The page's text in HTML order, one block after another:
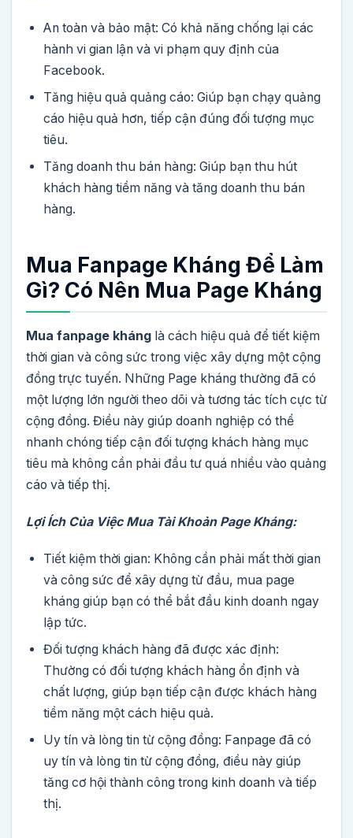
An toàn và bảo mật: Có khả năng chống lại các
hành vi gian lận và vi phạm quy định của
Facebook.
Tăng hiệu quả quảng cáo: Giúp bạn chạy quảng
cáo hiệu quả hơn, tiếp cận đúng đối tượng mục
tiêu.
Tăng doanh thu bán hàng: Giúp bạn thu hút
khách hàng tiềm năng và tăng doanh thu bán
hàng.
Mua Fanpage Kháng Để Làm
Gì? Có Nên Mua Page Kháng
Mua fanpage kháng là cách hiệu quả để tiết kiệm
thời gian và công sức trong việc xây dựng một cộng
đồng trực tuyến. Những Page kháng thường đã có
một lượng lớn người theo dõi và tương tác tích cực từ
cộng đồng. Điều này giúp doanh nghiệp có thể
nhanh chóng tiếp cận đối tượng khách hàng mục
tiêu mà không cần phải đầu tư quá nhiều vào quảng
cáo và tiếp thị.
Lợi Ích Của Việc Mua Tài Khoản Page Kháng:
Tiết kiệm thời gian: Không cần phải mất thời gian
và công sức để xây dựng từ đầu, mua page
kháng giúp bạn có thể bắt đầu kinh doanh ngay
lập tức.
Đối tượng khách hàng đã được xác định:
Thường có đối tượng khách hàng ổn định và
chất lượng, giúp bạn tiếp cận được khách hàng
tiềm năng một cách hiệu quả.
Uy tín và lòng tin từ cộng đồng: Fanpage đã có
uy tín và lòng tin từ cộng đồng, điều này giúp
tăng cơ hội thành công trong kinh doanh và tiếp
thị.